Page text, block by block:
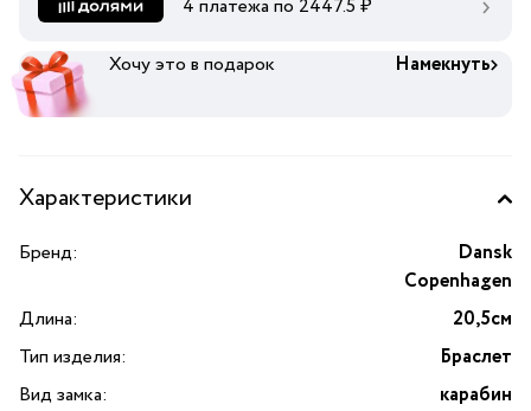
4 платежа по 2447.5 ₽
Хочу это в подарок Намекнуть
Характеристики
Бренд:
Dansk
Copenhagen
Длина:
20,5см
Тип изделия:
Браслет
Вид замка:
карабин